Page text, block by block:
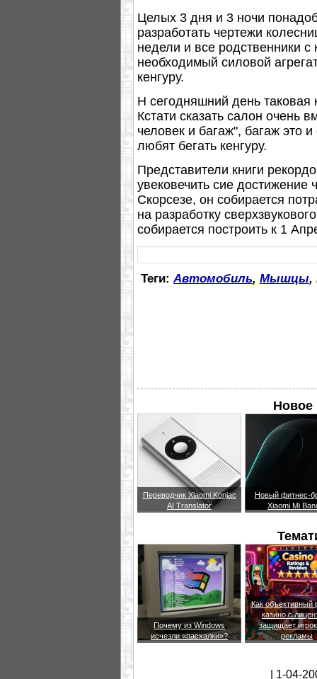
Целых 3 дня и 3 ночи
разработать чертежи
недели и все родственники с
необходимый силовой
кенгуру.
Н сегодняшний день таковая
Кстати сказать салон очень
человек и багаж", багаж это
любят бегать кенгуру.
Представители книги
увековечить сие достижение
Скорсезе, он собирается
на разработку
собирается построить к 1
Теги: Автомобиль, Мышцы,
Новое
Переводчик Xiaomi Konjac
AI Translator
Новый фитнес-
Xiaomi Mi
Почему из Windows
исчезли «пасхалки»?
Как объективный
казино с
защищает
рекламы
| 1-04-